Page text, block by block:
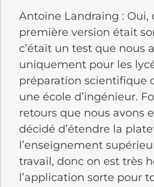
Antoine Landraing :
première version était
c’était un test que nous
uniquement pour les
préparation scientifique
une école d’ingénieur.
retours que nous avons
décidé d’étendre la
l’enseignement
travail, donc on est très
l’application sorte pour